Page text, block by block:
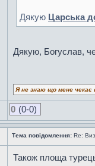
Дякую Царська
Дякую, Богуслав,
Я не знаю що мене чекає
0 (0-0)
Тема повідомлення: Re:
Також площа